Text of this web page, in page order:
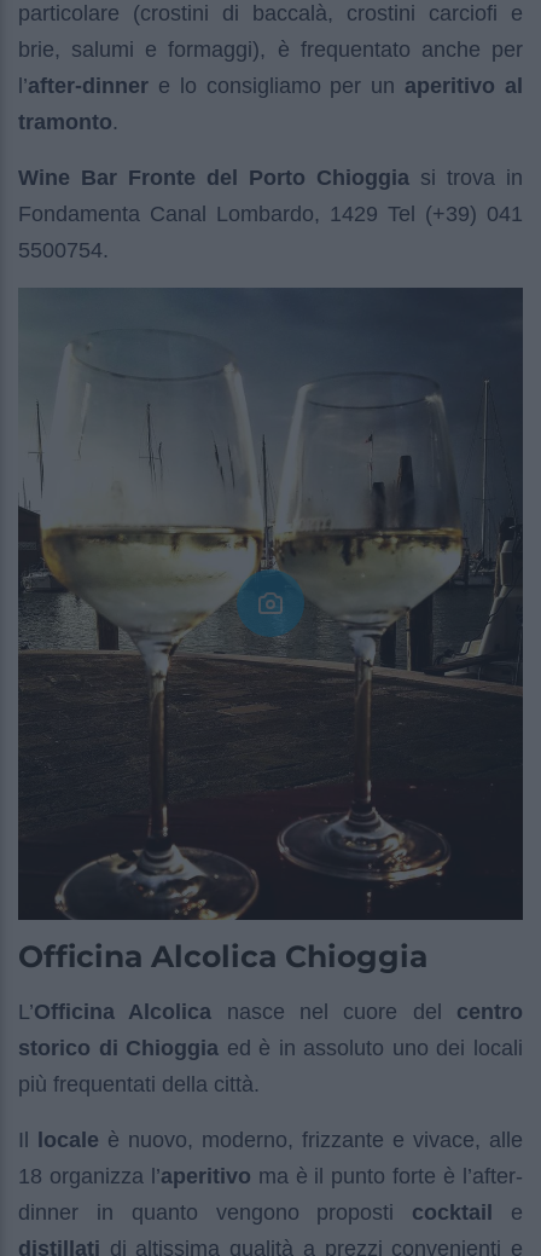
particolare (crostini di baccalà, crostini carciofi e
brie, salumi e formaggi), è frequentato anche per
l’after-dinner e lo consigliamo per un aperitivo al
tramonto.
Wine Bar Fronte del Porto Chioggia si trova in
Fondamenta Canal Lombardo, 1429 Tel (+39) 041
5500754.
Officina Alcolica Chioggia
L’Officina Alcolica nasce nel cuore del centro
storico di Chioggia ed è in assoluto uno dei locali
più frequentati della città.
Il locale è nuovo, moderno, frizzante e vivace, alle
18 organizza l’aperitivo ma è il punto forte è l’after-
dinner in quanto vengono proposti cocktail e
distillati di altissima qualità a prezzi convenienti e